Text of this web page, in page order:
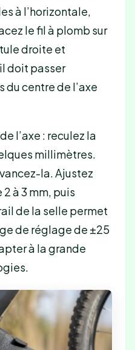
à l’horizontale,
le fil à plomb sur
droite et
doit passer
centre de l’axe
l’axe : reculez la
millimètres.
la. Ajustez
à 3 mm, puis
de la selle permet
de réglage de ±25
à la grande